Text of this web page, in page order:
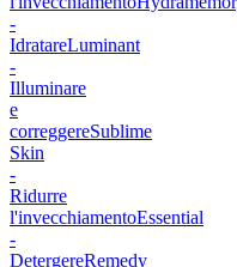
-
IdratareLuminant
-
Illuminare
e
correggereSublime
Skin
-
Ridurre
l'invecchiamentoEssential
-
DetergereRemedy